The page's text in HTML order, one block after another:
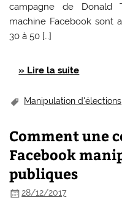
campagne de Donald
machine Facebook sont
30 à 50 […]
» Lire la suite
Manipulation d'élections
Comment une
Facebook
publiques
28/12/2017